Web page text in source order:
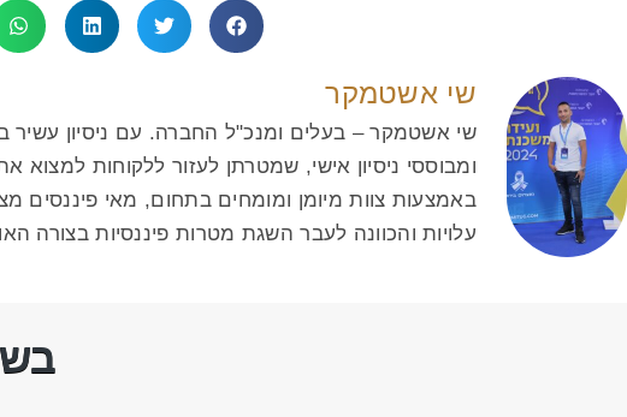
שי אשטמקר
שי אשטמקר – בעלים ומנכ"ל החברה. עם ניסיון עשיר
ומבוססי ניסיון אישי, שמטרתן לעזור ללקוחות
באמצעות צוות מיומן ומומחים בתחום, מאי פיננסים
עלויות והכוונה לעבר השגת מטרות פיננסיות בצורה